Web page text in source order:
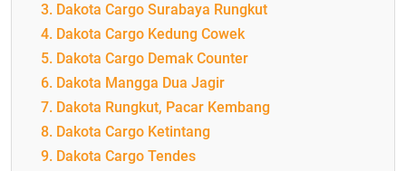
3. Dakota Cargo Surabaya Rungkut
4. Dakota Cargo Kedung Cowek
5. Dakota Cargo Demak Counter
6. Dakota Mangga Dua Jagir
7. Dakota Rungkut, Pacar Kembang
8. Dakota Cargo Ketintang
9. Dakota Cargo Tendes